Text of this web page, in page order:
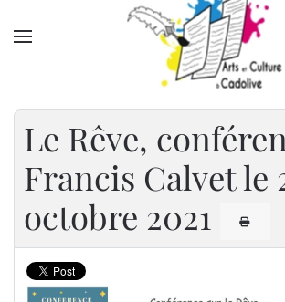
Accéder au contenu principal
Le Rêve,
Francis Calvet le
octobre 2021